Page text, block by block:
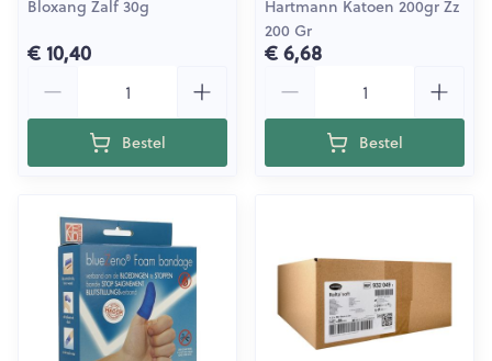
Bloxang Zalf 30g
€ 10,40
Bestel
Hartmann Katoen 200gr Zz
200 Gr
€ 6,68
Bestel